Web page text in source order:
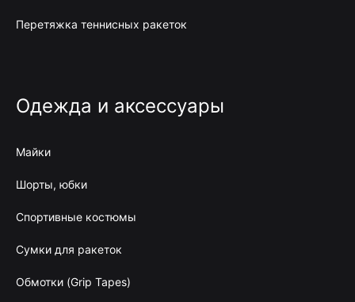
Перетяжка теннисных ракеток
Одежда и аксессуары
Майки
Шорты, юбки
Спортивные костюмы
Сумки для ракеток
Обмотки (Grip Tapes)